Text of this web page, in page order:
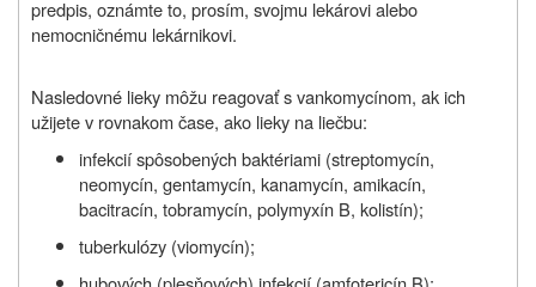
predpis, oznámte to, prosím, svojmu lekárovi alebo
nemocničnému lekárnikovi.
Nasledovné lieky môžu reagovať s vankomycínom, ak ich
užijete v rovnakom čase, ako lieky na liečbu:
infekcií spôsobených baktériami (streptomycín,
neomycín, gentamycín, kanamycín, amikacín,
bacitracín, tobramycín, polymyxín B, kolistín);
tuberkulózy (viomycín);